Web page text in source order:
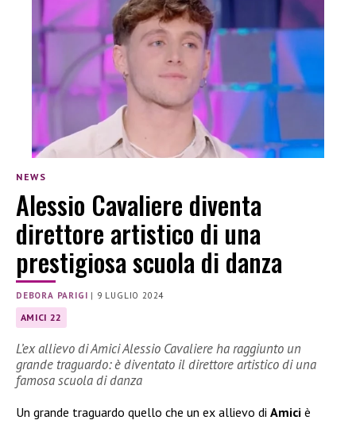
NEWS
Alessio Cavaliere diventa
direttore artistico di una
prestigiosa scuola di danza
DEBORA PARIGI | 9 LUGLIO 2024
AMICI 22
L’ex allievo di Amici Alessio Cavaliere ha raggiunto un
grande traguardo: è diventato il direttore artistico di una
famosa scuola di danza
Un grande traguardo quello che un ex allievo di Amici è